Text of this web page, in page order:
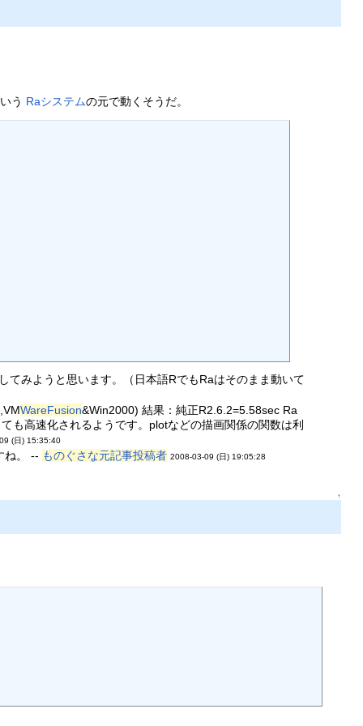
う Raシステムの元で動くそうだ。
みようと思います。（日本語RでもRaはそのまま動いて
WareFusion&Win2000) 結果：純正R2.6.2=5.58sec Ra
高速化されるようです。plotなどの描画関係の関数は利
(日) 15:35:40
ね。 -- ものぐさな元記事投稿者 2008-03-09 (日) 19:05:28
↑